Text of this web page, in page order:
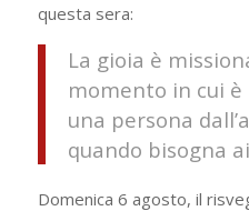
questa sera:
La gioia è
momento in cui
una persona
quando bisogna
Domenica 6 agosto, il